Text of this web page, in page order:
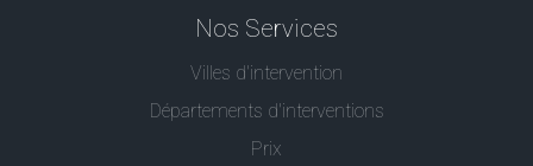
Nos Services
Villes d'intervention
Départements d'interventions
Prix